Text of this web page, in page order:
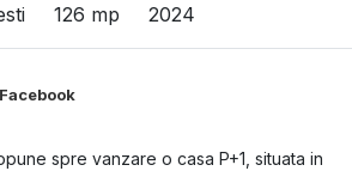
126 mp 2024
Facebook
spre vanzare o casa P+1, situata in